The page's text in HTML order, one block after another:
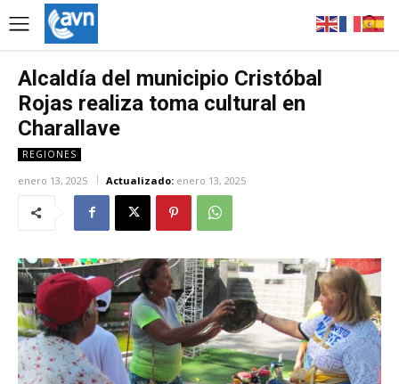
Alcaldía del municipio Cristóbal
Rojas realiza toma cultural en
Charallave
REGIONES
enero 13, 2025 Actualizado: enero 13, 2025